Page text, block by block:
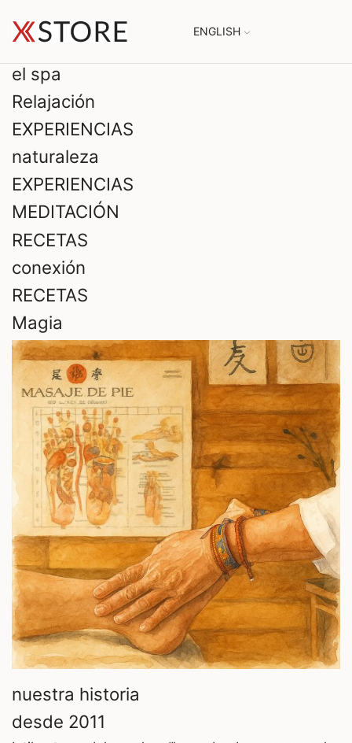
ENGLISH
el spa
Relajación
EXPERIENCIAS
naturaleza
EXPERIENCIAS
MEDITACIÓN
RECETAS
conexión
RECETAS
Magia
nuestra historia
desde 2011